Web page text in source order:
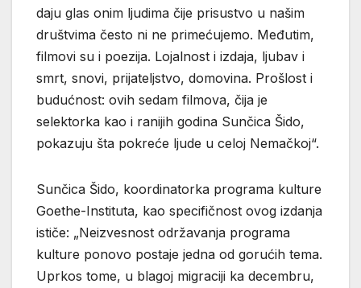
daju glas onim ljudima čije prisustvo u našim
društvima često ni ne primećujemo. Međutim,
filmovi su i poezija. Lojalnost i izdaja, ljubav i
smrt, snovi, prijateljstvo, domovina. Prošlost i
budućnost: ovih sedam filmova, čija je
selektorka kao i ranijih godina Sunčica Šido,
pokazuju šta pokreće ljude u celoj Nemačkoj“.
Sunčica Šido, koordinatorka programa kulture
Goethe-Instituta, kao specifičnost ovog izdanja
ističe: „Neizvesnost održavanja programa
kulture ponovo postaje jedna od gorućih tema.
Uprkos tome, u blagoj migraciji ka decembru,